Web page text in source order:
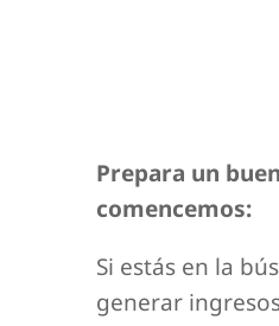
Prepara un
comencemos:
Si estás en la
generar